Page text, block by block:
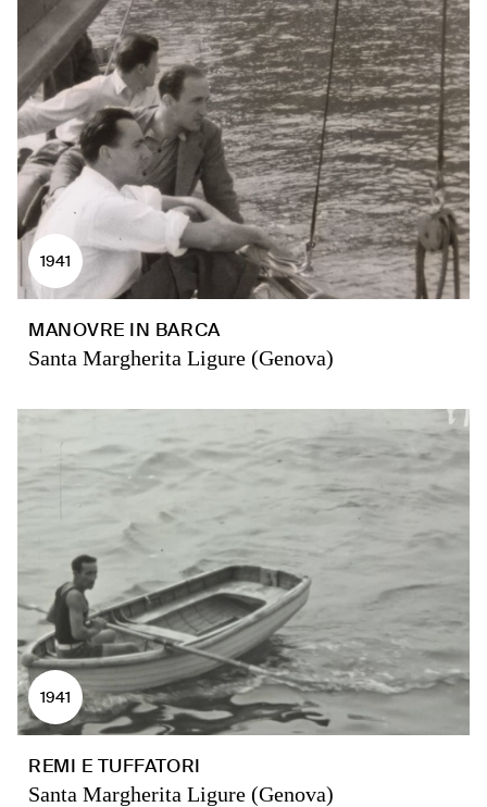
1941
MANOVRE IN BARCA
Santa Margherita Ligure (Genova)
1941
REMI E TUFFATORI
Santa Margherita Ligure (Genova)